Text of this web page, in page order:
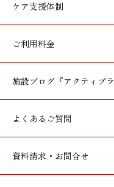
ケア支援体制
ご利用料金
施設ブログ 『アクティブ
よくあるご質問
資料請求・お問合せ